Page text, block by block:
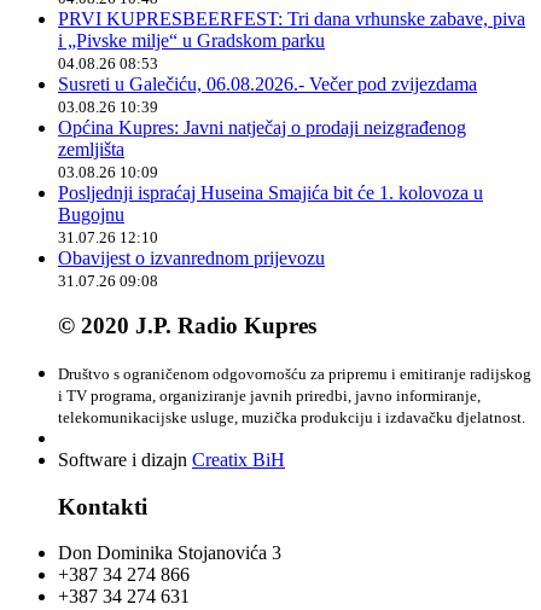
PRVI KUPRESBEERFEST: Tri dana vrhunske zabave, piva
i „Pivske milje“ u Gradskom parku
04.08.26 08:53
Susreti u Galečiću, 06.08.2026.- Večer pod zvijezdama
03.08.26 10:39
Općina Kupres: Javni natječaj o prodaji neizgrađenog
zemljišta
03.08.26 10:09
Posljednji ispraćaj Huseina Smajića bit će 1. kolovoza u
Bugojnu
31.07.26 12:10
Obavijest o izvanrednom prijevozu
31.07.26 09:08
© 2020 J.P. Radio Kupres
Društvo s ograničenom odgovornošću za pripremu i emitiranje radijskog
i TV programa, organiziranje javnih priredbi, javno informiranje,
telekomunikacijske usluge, muzička produkciju i izdavačku djelatnost.
Software i dizajn Creatix BiH
Kontakti
Don Dominika Stojanovića 3
+387 34 274 866
+387 34 274 631